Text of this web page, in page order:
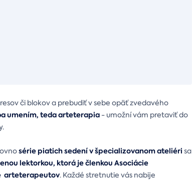
či blokov a prebudiť v sebe opäť zvedavého
umením, teda arteterapia - umožní vám pretaviť do
série piatich sedení v špecializovanom ateliéri sa
lektorkou, ktorá je členkou Asociácie
arteterapeutov. Každé stretnutie vás nabije